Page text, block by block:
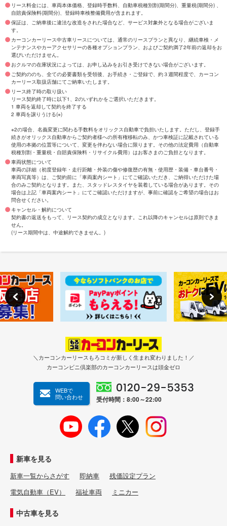
リース料金には、車両本体価格、登録時手数料、自動車税種別割(期間分)、重量税(期間分) 、
自賠責保険料(期間分)、登録時車検整備費用が含まれます。
保証は、ご納車後に違法な改造をされた場合など、サービス対象外となる場合がございま
す。
カーコンカーリース中古車リースについては、通常のリースプランと異なり、継続車検・メ
ンテナンスやカーアクセサリーの各種オプションプラン、およびご契約満了2年前の返却をお
選びいただけません。
おクルマの在庫状況によっては、お申し込みをお引き受けできない場合がございます。
ご契約ののち、全ての必要書類を受領後、お手続き・ご登録で、約３週間程度で、カーコン
カーリース取扱店舗にてご納車いたします。
リース終了時の取り扱い
リース契約終了時に以下1、2のいずれかをご選択いただきます。
1 車両を返却して契約を終了する
2 車両を譲りうける(※)
※2の場合、名義変更に関わる手数料をオリックス自動車で負担いたします。ただし、登録手
続きがオリックス自動車からご契約者様への所有権移転のみ、かつ車検証に記載されている
使用の本拠の位置等について、変更を伴わない場合に限ります。その他の法定費用（自動車
税種別割・重量税・自賠責保険料・リサイクル費用）はお客さまのご負担となります。
車両状態について
車両の詳細（初度登録年・走行距離・外装の傷や修復歴の有無・使用歴・装備・車台番号・
車両写真等）は、ご契約前に「車両案内シート」にてご確認いただき、ご納得いただけた場
合のみご契約となります。また、スタッドレスタイヤを装着している場合があります。その
場合は上記「車両案内シート」にてご確認いただけますが、事前に確認をご希望の場合はお
問合せください。
キャンセル・解約について
契約書の返送をもって、リース契約の成立となります。これ以降のキャンセルは原則できま
せん。
(リース期間中は、中途解約できません。)
＼カーコンカーリースもろコミが新しく生まれ変わりました！／
カーコンビニ倶楽部のカーコンカーリースは頭金ゼロ
WEBで
問い合わせ
受付時間：8:00～22:00
新車を見る
新車一覧からさがす 即納車
残価設定プラン
電気自動車（EV）
福祉車両 ミニカー
中古車を見る